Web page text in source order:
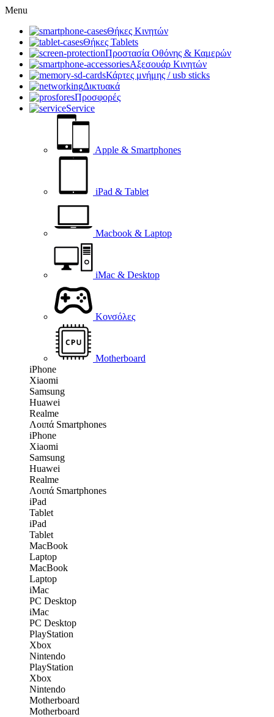
Menu
Θήκες Κινητών
Θήκες Tablets
Προστασία Οθόνης & Καμερών
Αξεσουάρ Κινητών
Κάρτες μνήμης / usb sticks
Δικτυακά
Προσφορές
Service
Apple & Smartphones
iPad & Tablet
Macbook & Laptop
iMac & Desktop
Κονσόλες
Motherboard
iPhone
Xiaomi
Samsung
Huawei
Realme
Λοιπά Smartphones
iPhone
Xiaomi
Samsung
Huawei
Realme
Λοιπά Smartphones
iPad
Tablet
iPad
Tablet
MacBook
Laptop
MacBook
Laptop
iMac
PC Desktop
iMac
PC Desktop
PlayStation
Xbox
Nintendo
PlayStation
Xbox
Nintendo
Motherboard
Motherboard